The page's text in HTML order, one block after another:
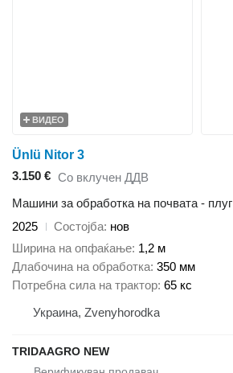
ВИДЕО
Ünlü Nitor 3
3.150 € Со вклучен ДДВ
Машини за обработка на почвата - плуг
2025
Состојба нов
Ширина на опфаќање 1,2 м
Длабочина на обработка 350 мм
Потребна сила на трактор 65 кс
Украина, Zvenyhorodka
TRIDAAGRO NEW